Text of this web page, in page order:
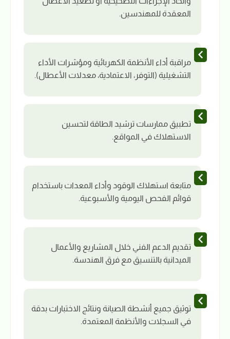
المعقدة للمهندسين.
مراقبة أداء الأنظمة الكهربائية ومؤشرات الأداء
التشغيلية (التوفر، الاعتمادية، معدلات الأعطال).
تطبيق ممارسات ترشيد الطاقة لتحسين
الاستهلاك في المواقع.
متابعة استهلاك الوقود وأداء المعدات باستخدام
قوائم الفحص اليومية والأسبوعية.
تقديم الدعم الفني خلال المشاريع والأعمال
الميدانية بالتنسيق مع فرق الهندسة.
توثيق جميع أنشطة الصيانة ونتائج الاختبارات بدقة
في السجلات والأنظمة المعتمدة.